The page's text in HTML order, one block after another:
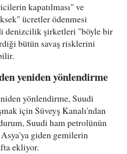
kapatılması" ve
ücretler ödenmesi
denizcilik şirketleri "böyle bir
bütün savaş risklerini
yeniden yönlendirme
yönlendirme, Suudi
için Süveyş Kanalı'ndan
Suudi ham petrolünün
Asya'ya giden gemilerin
ekliyor.